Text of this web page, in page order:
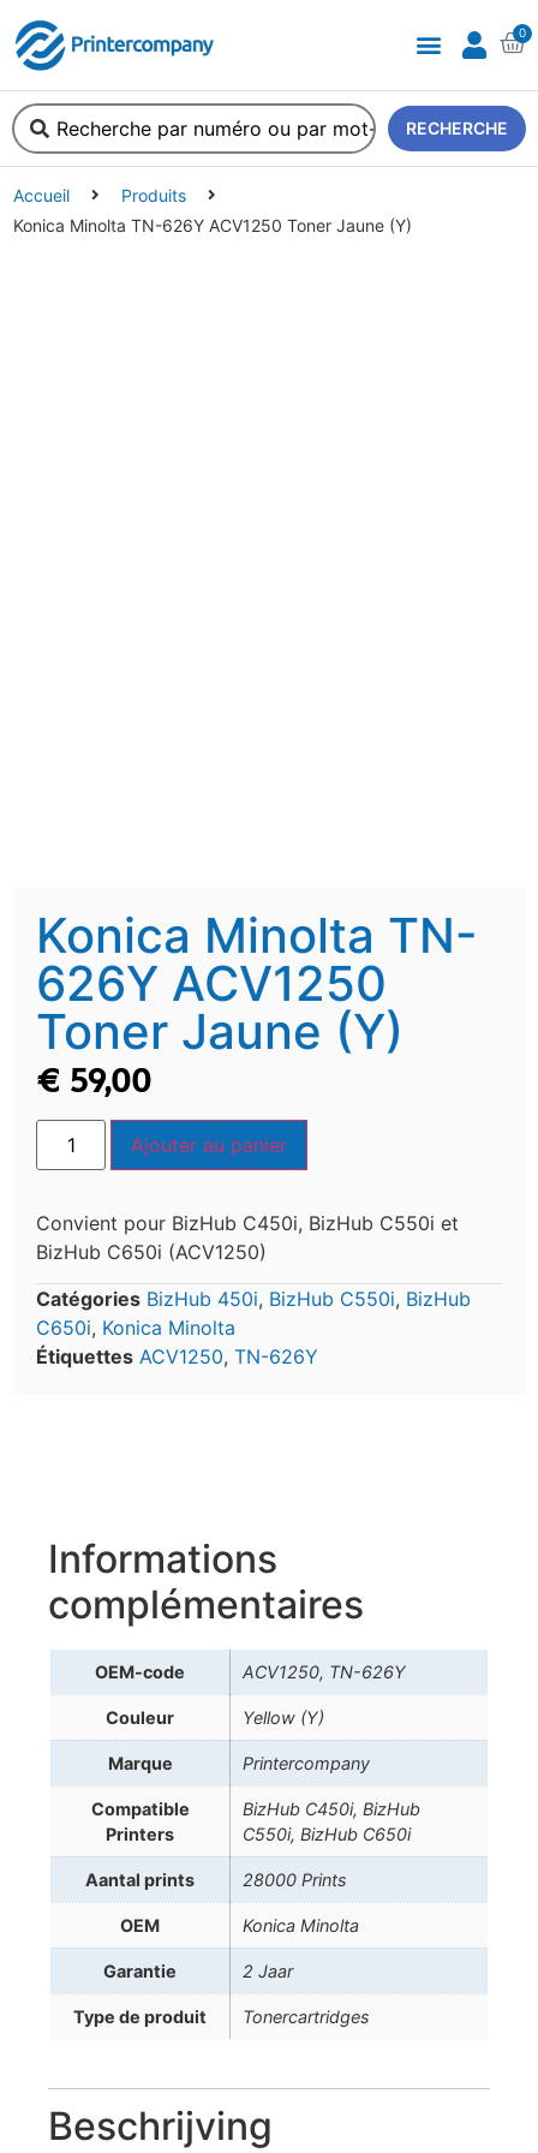
0
RECHERCHE
Accueil
Produits
Konica Minolta TN-626Y ACV1250 Toner Jaune (Y)
Konica Minolta TN-
626Y ACV1250
Toner Jaune (Y)
€ 59,00
Ajouter au panier
Convient pour BizHub C450i, BizHub C550i et
BizHub C650i (ACV1250)
Catégories BizHub 450i, BizHub C550i, BizHub
C650i, Konica Minolta
Étiquettes ACV1250, TN-626Y
Informations
complémentaires
OEM-code ACV1250, TN-626Y
Couleur Yellow (Y)
Marque Printercompany
Compatible
Printers
BizHub C450i, BizHub
C550i, BizHub C650i
Aantal prints 28000 Prints
OEM Konica Minolta
Garantie 2 Jaar
Type de produit Tonercartridges
Beschrijving